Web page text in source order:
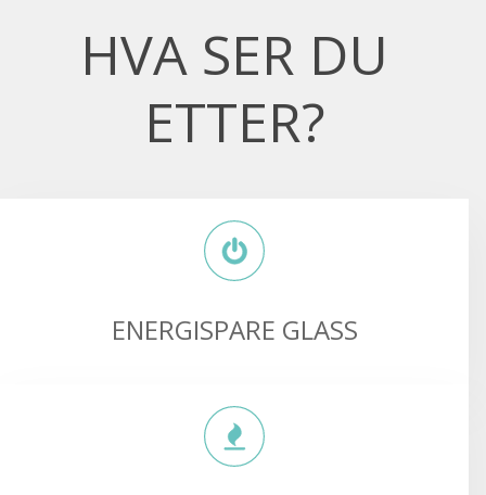
HVA SER DU
ETTER?
ENERGISPARE GLASS